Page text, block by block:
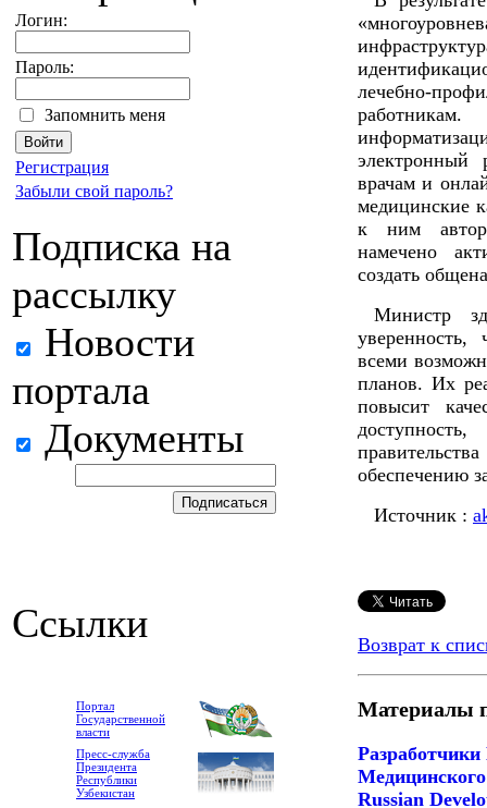
Логин:
Пароль:
Запомнить меня
Регистрация
Забыли свой пароль?
Подписка на
рассылку
Новости
портала
Документы
Ссылки
Портал
Государственной
власти
Пресс-служба
Президента
Республики
Узбекистан
лечебно-
электронный
врачам и
медицинские
к ним
намечено
создать
Министр
всеми
планов. Их
повысит
обеспечению
Источник :
Возврат к
Материалы
Russian